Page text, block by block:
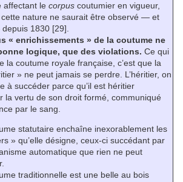
affectant le corpus coutumier en vigueur,
nature ne saurait être observé — et
1830 [29].
« enrichissements » de la coutume ne
logique, que des violations. Ce qui
la coutume royale française, c’est que la
» ne peut jamais se perdre. L’héritier, on
à succéder parce qu’il est héritier
la vertu de son droit formé, communiqué
par le sang.
statutaire enchaîne inexorablement les
» qu’elle désigne, ceux-ci succédant par
automatique que rien ne peut
traditionnelle est une belle au bois